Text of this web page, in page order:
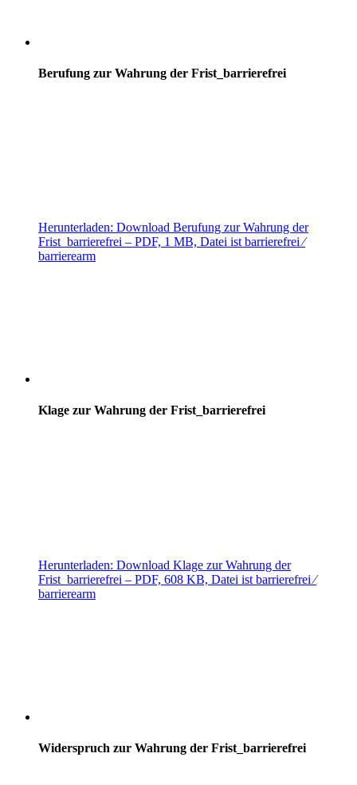
Berufung zur Wahrung der Frist_barrierefrei
Herunterladen: Download Berufung zur Wahrung der
Frist_barrierefrei – PDF, 1 MB, Datei ist barrierefrei ⁄
barrierearm
Klage zur Wahrung der Frist_barrierefrei
Herunterladen: Download Klage zur Wahrung der
Frist_barrierefrei – PDF, 608 KB, Datei ist barrierefrei ⁄
barrierearm
Widerspruch zur Wahrung der Frist_barrierefrei